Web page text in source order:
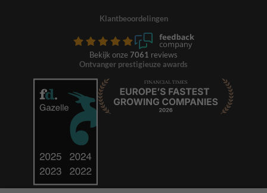
Klantbeoordelingen
Bekijk onze 7061 reviews
Ontvanger prestigieuze awards